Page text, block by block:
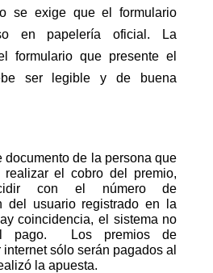
se exige que el formulario
en papelería oficial. La
formulario que presente el
ser legible y de buena
documento de la persona que
el cobro del premio,
con el número de
del usuario registrado en la
coincidencia, el sistema no
pago. Los premios de
sólo serán pagados al
la apuesta.